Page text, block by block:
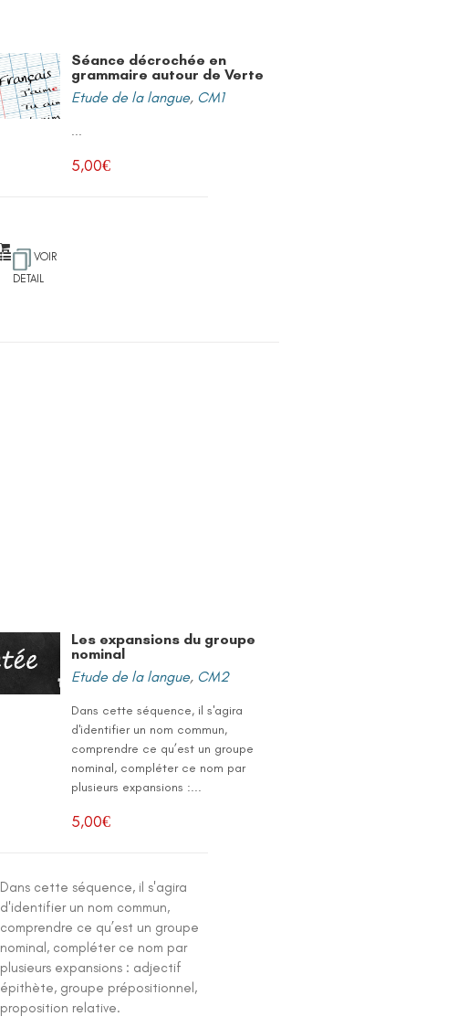
Séance décrochée en
grammaire autour de Verte
Etude de la langue, CM1
...
5,00€
VOIR
DETAIL
Les expansions du groupe
nominal
Etude de la langue, CM2
Dans cette séquence, il s'agira
d'identifier un nom commun,
comprendre ce qu’est un groupe
nominal, compléter ce nom par
plusieurs expansions :...
5,00€
Dans cette séquence, il s'agira
d'identifier un nom commun,
comprendre ce qu’est un groupe
nominal, compléter ce nom par
plusieurs expansions : adjectif
épithète, groupe prépositionnel,
proposition relative.